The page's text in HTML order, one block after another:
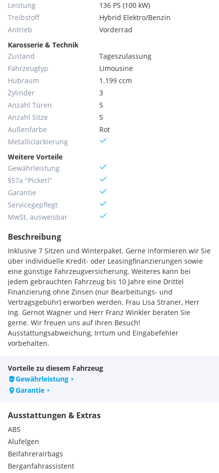
Leistung
136 PS (100 kW)
Treibstoff
Hybrid Elektro/Benzin
Antrieb
Vorderrad
Karosserie & Technik
Zustand
Tageszulassung
Fahrzeugtyp
Limousine
Hubraum
1.199 ccm
Zylinder
3
Anzahl Türen
5
Anzahl Sitze
5
Außenfarbe
Rot
Metallic­lackierung
Weitere Vorteile
Gewährleistung
§57a "Pickerl"
Garantie
Servicegepflegt
MwSt. ausweisbar
Beschreibung
Inklusive 7 Sitzen und Winterpaket. Gerne informieren wir Sie
über individuelle Kredit- oder Leasingfinanzierungen sowie
eine günstige Fahrzeugversicherung. Weiteres kann bei
jedem gebrauchten Fahrzeug bis 10 Jahre eine Drittel
Finanzierung ohne Zinsen (nur Bearbeitungs- und
Vertragsgebühr) erworben werden. Frau Lisa Straner, Herr
Ing. Gernot Wagner und Herr Franz Winkler beraten Sie
gerne. Wir freuen uns auf Ihren Besuch!
Ausstattungsabweichung, Irrtum und Eingabefehler
vorbehalten.
Vorteile zu diesem Fahrzeug
Gewährleistung
Garantie
Ausstattungen & Extras
ABS
Alufelgen
Beifahrerairbags
Berganfahrassistent